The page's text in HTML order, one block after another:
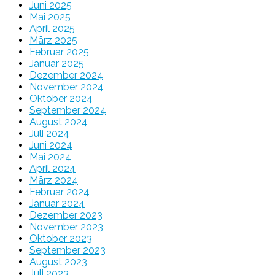
Juni 2025
Mai 2025
April 2025
März 2025
Februar 2025
Januar 2025
Dezember 2024
November 2024
Oktober 2024
September 2024
August 2024
Juli 2024
Juni 2024
Mai 2024
April 2024
März 2024
Februar 2024
Januar 2024
Dezember 2023
November 2023
Oktober 2023
September 2023
August 2023